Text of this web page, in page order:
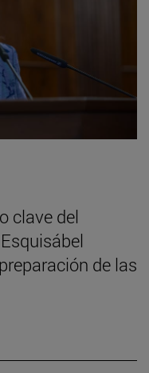
clave del
de las